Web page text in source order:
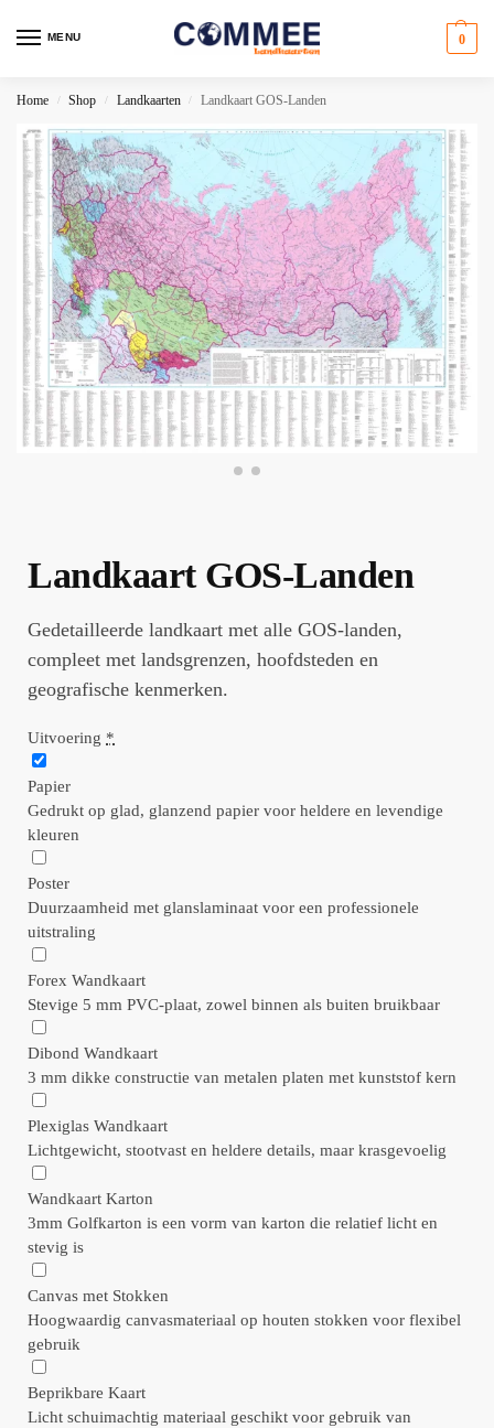
MENU 0
Home / Shop / Landkaarten / Landkaart GOS-Landen
Landkaart GOS-Landen
Gedetailleerde landkaart met alle GOS-landen,
compleet met landsgrenzen, hoofdsteden en
geografische kenmerken.
Uitvoering *
Papier
Gedrukt op glad, glanzend papier voor heldere en levendige
kleuren
Poster
Duurzaamheid met glanslaminaat voor een professionele
uitstraling
Forex Wandkaart
Stevige 5 mm PVC-plaat, zowel binnen als buiten bruikbaar
Dibond Wandkaart
3 mm dikke constructie van metalen platen met kunststof kern
Plexiglas Wandkaart
Lichtgewicht, stootvast en heldere details, maar krasgevoelig
Wandkaart Karton
3mm Golfkarton is een vorm van karton die relatief licht en
stevig is
Canvas met Stokken
Hoogwaardig canvasmateriaal op houten stokken voor flexibel
gebruik
Beprikbare Kaart
Licht schuimachtig materiaal geschikt voor gebruik van